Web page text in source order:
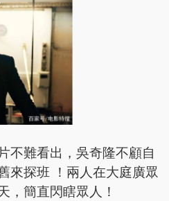
不難看出，吳奇隆不顧自
來探班 ！兩人在大庭廣眾
，簡直閃瞎眾人！